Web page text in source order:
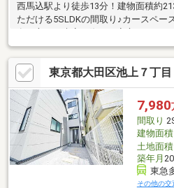
西馬込駅より徒歩13分！建物面積約
ただける5SLDKの間取り♪カースペー
東京都大田区池上７丁
7,980
間取り
建物面積
土地面積
築年月
東急
その他の交